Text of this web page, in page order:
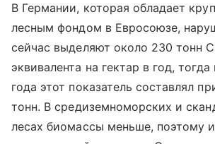
В Германии, которая обладает
лесным фондом в Евросоюзе,
сейчас выделяют около 230 тонн
эквивалента на гектар в год,
года этот показатель составлял
тонн. В средиземноморских и
лесах биомассы меньше, поэтому